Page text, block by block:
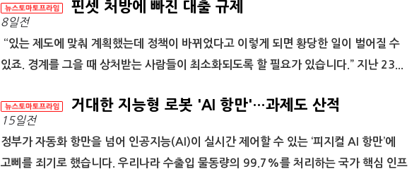
핀셋 처방에 빠진 대출 규제
8일전
“있는 제도에 맞춰 계획했는데 정책이 바뀌었다고 이렇게 되면 황당한 일이 벌어질 수
있죠. 경계를 그을 때 상처받는 사람들이 최소화되도록 할 필요가 있습니다.” 지난 23...
거대한 지능형 로봇 'AI 항만'…과제도 산적
15일전
정부가 자동화 항만을 넘어 인공지능(AI)이 실시간 제어할 수 있는 ‘피지컬 AI 항만’에
고삐를 죄기로 했습니다. 우리나라 수출입 물동량의 99.7%를 처리하는 국가 핵심 인프